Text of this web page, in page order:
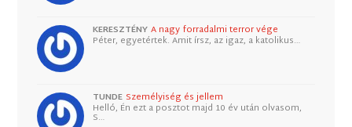
KERESZTÉNY A nagy forradalmi terror vége
Péter, egyetértek. Amit írsz, az igaz, a katolikus…
TUNDE Személyiség és jellem
Helló, Én ezt a posztot majd 10 év után olvasom,
S…